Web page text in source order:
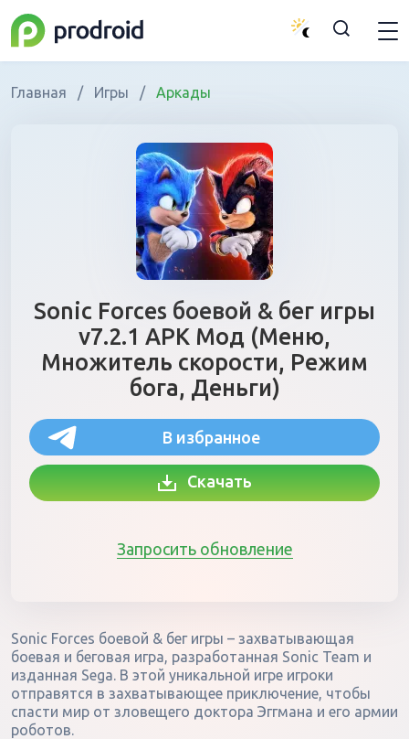
Главная / Игры / Аркады
Sonic Forces боевой & бег игры
v7.2.1 APK Мод (Меню,
Множитель скорости, Режим
бога, Деньги)
В избранное
Скачать
Запросить обновление
Sonic Forces боевой & бег игры – захватывающая
боевая и беговая игра, разработанная Sonic Team и
изданная Sega. В этой уникальной игре игроки
отправятся в захватывающее приключение, чтобы
спасти мир от зловещего доктора Эггмана и его армии
роботов.